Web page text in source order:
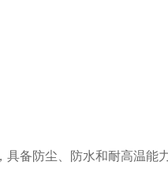
备防尘、防水和耐高温能